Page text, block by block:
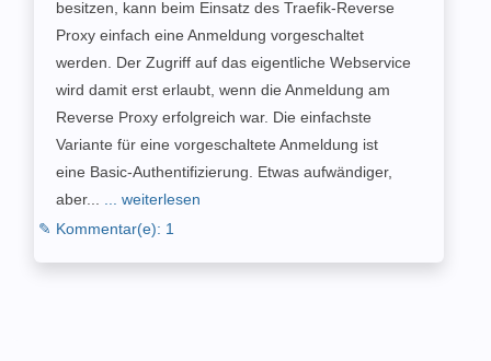
besitzen, kann beim Einsatz des Traefik-Reverse
Proxy einfach eine Anmeldung vorgeschaltet
werden. Der Zugriff auf das eigentliche Webservice
wird damit erst erlaubt, wenn die Anmeldung am
Reverse Proxy erfolgreich war. Die einfachste
Variante für eine vorgeschaltete Anmeldung ist
eine Basic-Authentifizierung. Etwas aufwändiger,
aber... ... weiterlesen
✎ Kommentar(e): 1